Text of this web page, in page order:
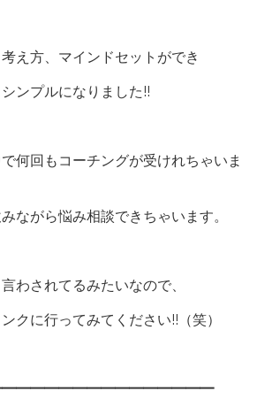
え方、マインドセットができ
ンプルになりました!!
何回もコーチングが受けれちゃいま
ながら悩み相談できちゃいます。
わされてるみたいなので、
クに行ってみてください!!（笑）